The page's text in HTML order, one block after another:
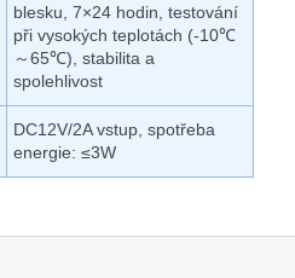
blesku, 7×24 hodin, testování
při vysokých teplotách (-10℃
～65℃), stabilita a
spolehlivost
DC12V/2A vstup, spotřeba
energie: ≤3W